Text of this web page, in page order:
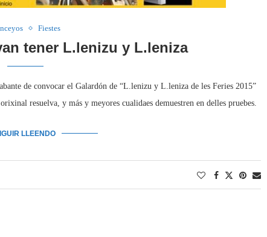
Fiestes
tener L.lenizu y L.leniza
de convocar el Galardón de “L.lenizu y L.leniza de les Feries 2015”
resuelva, y más y meyores cualidaes demuestren en delles pruebes.
LLEENDO